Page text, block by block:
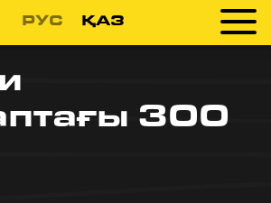
РУС ҚАЗ
300